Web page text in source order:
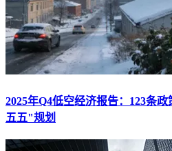
2025年Q4低空经济报告：123条
五五"规划